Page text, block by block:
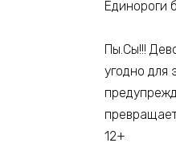
Единороги
Пы.Сы!!!
угодно для
12+